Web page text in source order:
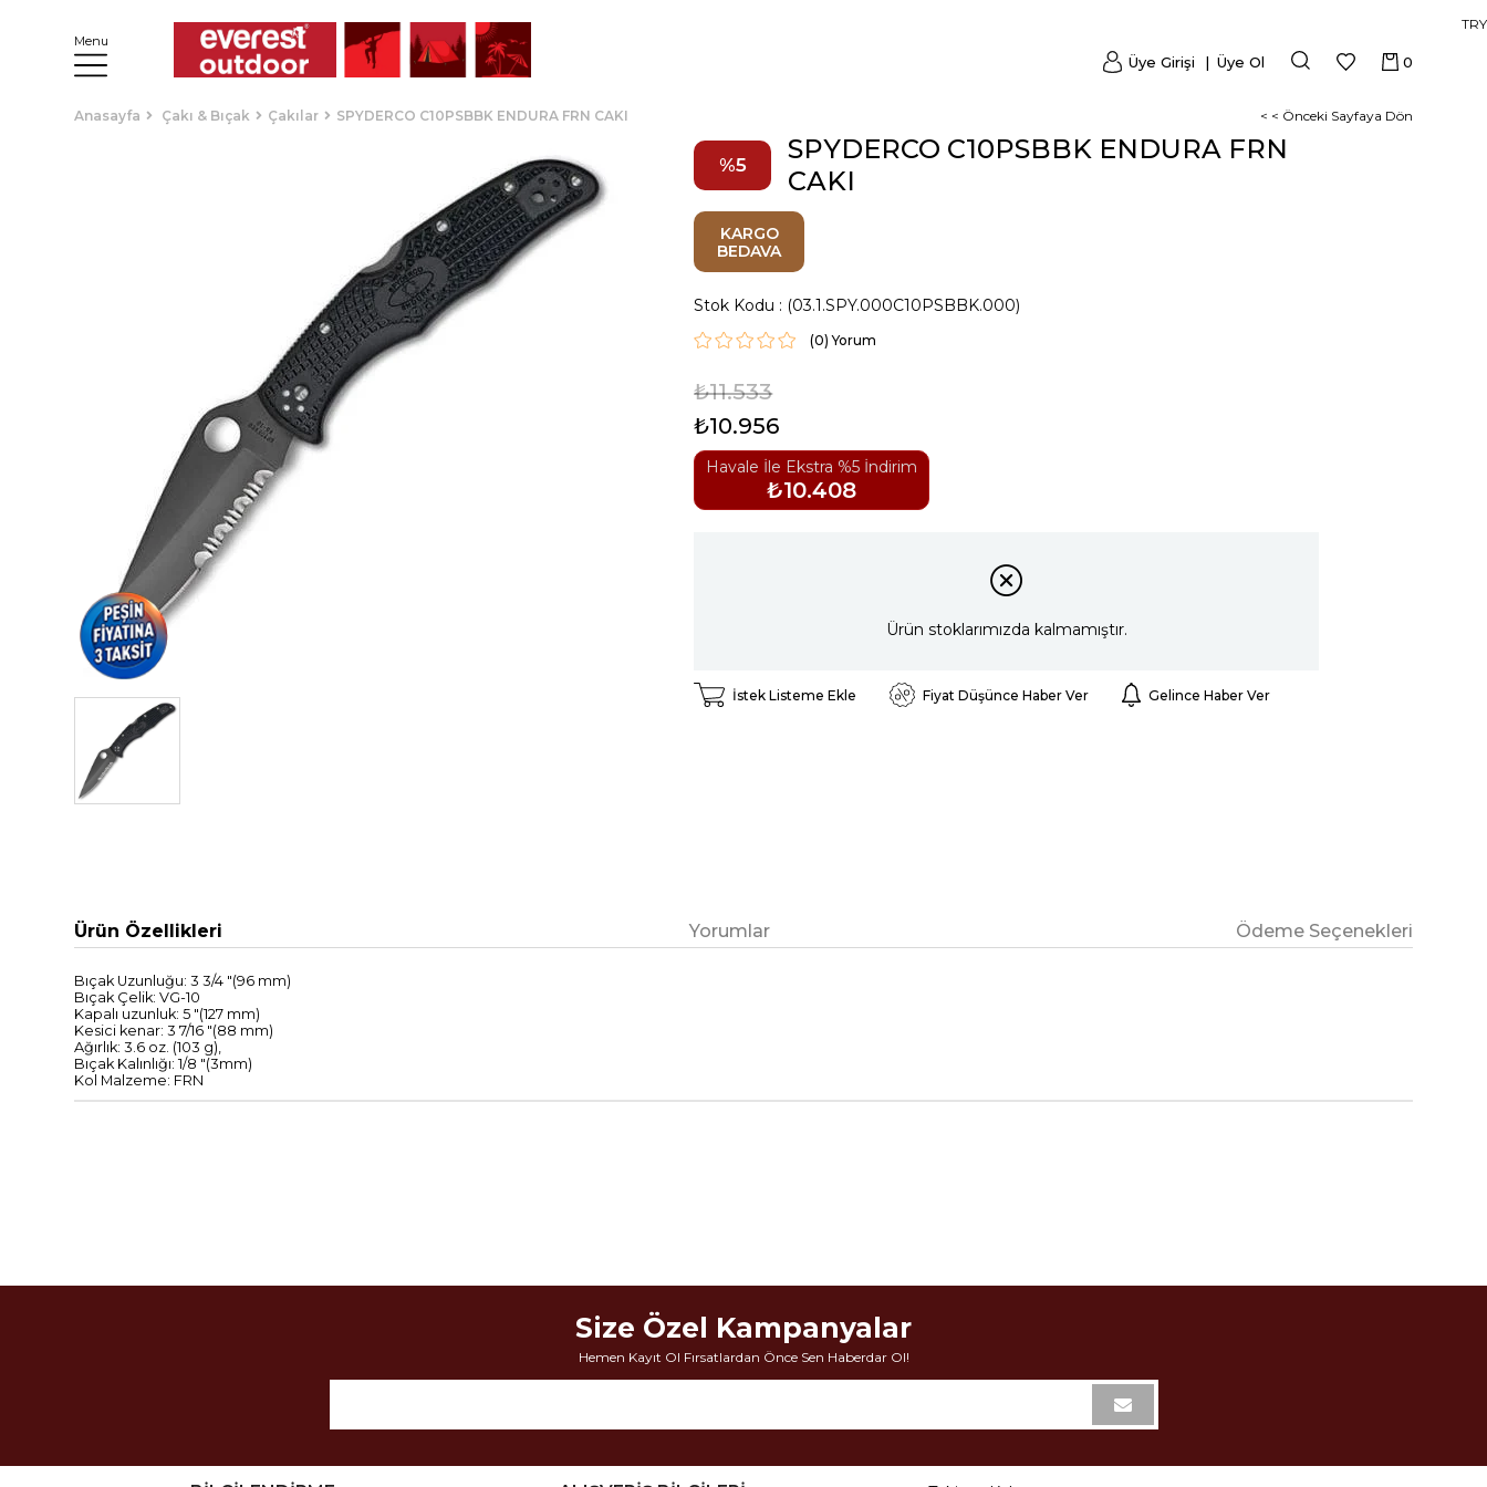
Menu
TRY
0
Üye Girişi Üye Ol
Anasayfa Çakı & Bıçak Çakılar SPYDERCO C10PSBBK ENDURA FRN CAKI < < Önceki Sayfaya Dön
5
SPYDERCO C10PSBBK ENDURA FRN
CAKI
KARGO
BEDAVA
Stok Kodu (03.1.SPY.000C10PSBBK.000)
(0)
₺11.533
₺10.956
Havale İle Ekstra %5 İndirim
₺10.408
Ürün stoklarımızda kalmamıştır.
İstek Listeme Ekle Fiyat Düşünce Haber Ver Gelince Haber Ver
Ürün Özellikleri Yorumlar Ödeme Seçenekleri
Bıçak Uzunluğu: 3 3/4 "(96 mm)
Bıçak Çelik: VG-10
Kapalı uzunluk: 5 "(127 mm)
Kesici kenar: 3 7/16 "(88 mm)
Ağırlık: 3.6 oz. (103 g),
Bıçak Kalınlığı: 1/8 "(3mm)
Kol Malzeme: FRN
Size Özel Kampanyalar
Hemen Kayıt Ol Fırsatlardan Önce Sen Haberdar Ol!